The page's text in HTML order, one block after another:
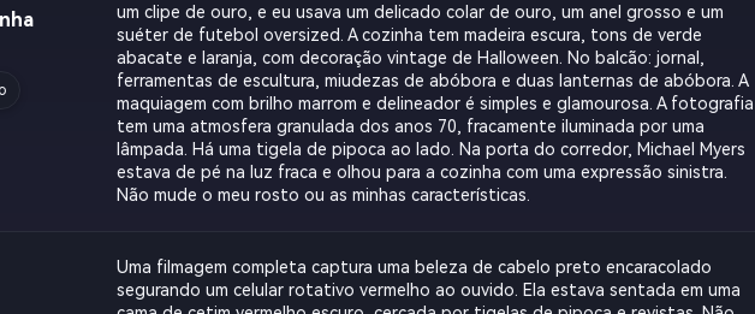
um clipe de ouro, e eu usava um delicado colar de ouro, um anel grosso e um
suéter de futebol oversized. A cozinha tem madeira escura, tons de verde
abacate e laranja, com decoração vintage de Halloween. No balcão: jornal,
ferramentas de escultura, miudezas de abóbora e duas lanternas de abóbora. A
maquiagem com brilho marrom e delineador é simples e glamourosa. A fotografia
tem uma atmosfera granulada dos anos 70, fracamente iluminada por uma
lâmpada. Há uma tigela de pipoca ao lado. Na porta do corredor, Michael Myers
estava de pé na luz fraca e olhou para a cozinha com uma expressão sinistra.
Não mude o meu rosto ou as minhas características.
Uma filmagem completa captura uma beleza de cabelo preto encaracolado
segurando um celular rotativo vermelho ao ouvido. Ela estava sentada em uma